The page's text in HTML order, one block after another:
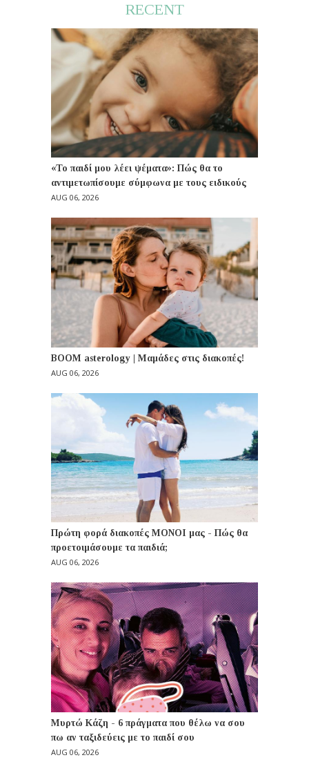
RECENT
«Το παιδί μου λέει ψέματα»: Πώς θα το
αντιμετωπίσουμε σύμφωνα με τους ειδικούς
AUG 06, 2026
BOOM asterology | Μαμάδες στις διακοπές!
AUG 06, 2026
Πρώτη φορά διακοπές ΜΟΝΟΙ μας - Πώς θα
προετοιμάσουμε τα παιδιά;
AUG 06, 2026
Μυρτώ Κάζη - 6 πράγματα που θέλω να σου
πω αν ταξιδεύεις με το παιδί σου
AUG 06, 2026